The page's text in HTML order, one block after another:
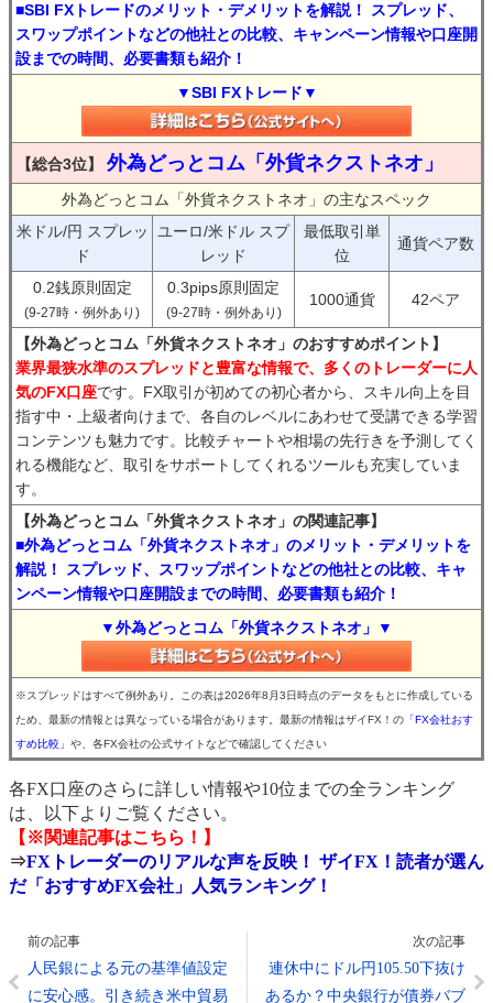
■SBI FXトレードのメリット・デメリットを解説！ スプレッド、
スワップポイントなどの他社との比較、キャンペーン情報や口座開
設までの時間、必要書類も紹介！
▼SBI FXトレード▼
【総合3位】 外為どっとコム「外貨ネクストネオ」
外為どっとコム「外貨ネクストネオ」の主なスペック
米ドル/円 スプレッ
ド
ユーロ/米ドル スプ
レッド
最低取引単
位
通貨ペア数
0.2銭原則固定
(9-27時・例外あり)
0.3pips原則固定
(9-27時・例外あり)
1000通貨 42ペア
【外為どっとコム「外貨ネクストネオ」のおすすめポイント】
業界最狭水準のスプレッドと豊富な情報で、多くのトレーダーに人
気のFX口座です。FX取引が初めての初心者から、スキル向上を目
指す中・上級者向けまで、各自のレベルにあわせて受講できる学習
コンテンツも魅力です。比較チャートや相場の先行きを予測してく
れる機能など、取引をサポートしてくれるツールも充実していま
す。
【外為どっとコム「外貨ネクストネオ」の関連記事】
■外為どっとコム「外貨ネクストネオ」のメリット・デメリットを
解説！ スプレッド、スワップポイントなどの他社との比較、キャ
ンペーン情報や口座開設までの時間、必要書類も紹介！
▼外為どっとコム「外貨ネクストネオ」▼
※スプレッドはすべて例外あり。この表は2026年8月3日時点のデータをもとに作成している
ため、最新の情報とは異なっている場合があります。最新の情報はザイFX！の 「FX会社おす
すめ比較」 や、各FX会社の公式サイトなどで確認してください
各FX口座のさらに詳しい情報や10位までの全ランキング
は、以下よりご覧ください。
【※関連記事はこちら！】
⇒FXトレーダーのリアルな声を反映！ ザイFX！読者が選ん
だ「おすすめFX会社」人気ランキング！
前の記事
人民銀による元の基準値設定
に安心感。引き続き米中貿易
次の記事
連休中にドル円105.50下抜け
あるか？中央銀行が債券バブ